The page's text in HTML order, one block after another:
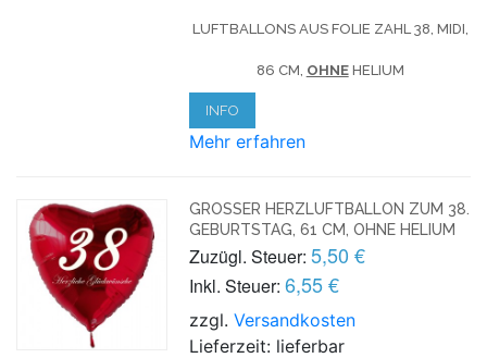
LUFTBALLONS AUS FOLIE ZAHL 38, MIDI,
86 CM, OHNEHELIUM
INFO
Mehr erfahren
GROSSER HERZLUFTBALLON ZUM 38. G
EBURTSTAG, 61 CM, OHNE HELIUM
Zuzügl. Steuer: 5,50 €
Inkl. Steuer: 6,55 €
zzgl.Versandkosten
Lieferzeit: lieferbar